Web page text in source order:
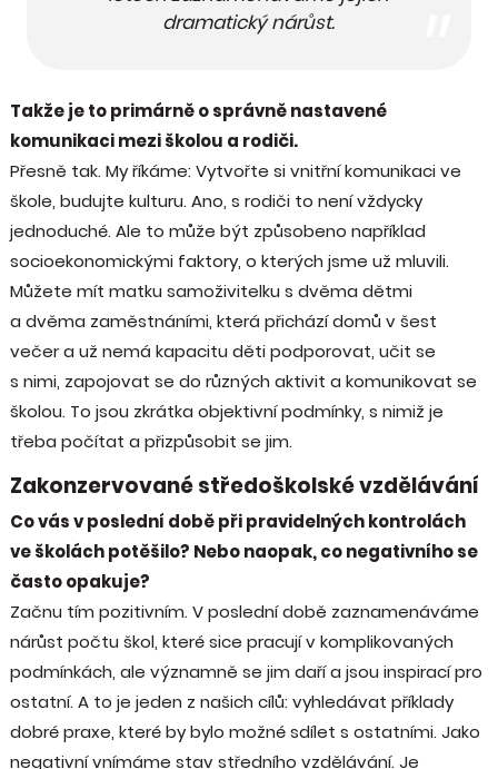
dramatický nárůst.
Takže je to primárně o správně nastavené
komunikaci mezi školou a rodiči.
Přesně tak. My říkáme: Vytvořte si vnitřní komunikaci ve
škole, budujte kulturu. Ano, s rodiči to není vždycky
jednoduché. Ale to může být způsobeno například
socioekonomickými faktory, o kterých jsme už mluvili.
Můžete mít matku samoživitelku s dvěma dětmi
a dvěma zaměstnáními, která přichází domů v šest
večer a už nemá kapacitu děti podporovat, učit se
s nimi, zapojovat se do různých aktivit a komunikovat se
školou. To jsou zkrátka objektivní podmínky, s nimiž je
třeba počítat a přizpůsobit se jim.
Zakonzervované středoškolské vzdělávání
Co vás v poslední době při pravidelných kontrolách
ve školách potěšilo? Nebo naopak, co negativního se
často opakuje?
Začnu tím pozitivním. V poslední době zaznamenáváme
nárůst počtu škol, které sice pracují v komplikovaných
podmínkách, ale významně se jim daří a jsou inspirací pro
ostatní. A to je jeden z našich cílů: vyhledávat příklady
dobré praxe, které by bylo možné sdílet s ostatními. Jako
negativní vnímáme stav středního vzdělávání. Je